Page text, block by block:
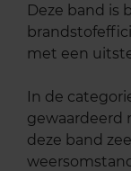
Deze band is
met een
In de
gewaardeerd
deze band